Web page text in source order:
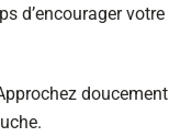
d’encourager